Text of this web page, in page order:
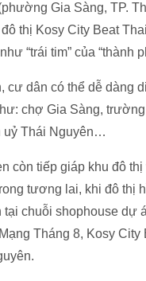
Gia Sàng, TP.
thị Kosy City Beat
“trái tim” của “thành
dân có thể dễ dàng
chợ Gia Sàng,
uỷ Thái Nguyên…
còn tiếp giáp khu đô
tương lai, khi đô thị
chuỗi shophouse dự
Tháng 8, Kosy